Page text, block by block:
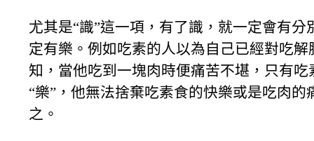
尤其是“識”這一項，有了識，就一定會有分
定有樂。例如吃素的人以為自己已經對吃解
知，當他吃到一塊肉時便痛苦不堪，只有吃
“樂”，他無法捨棄吃素食的快樂或是吃肉的
之。